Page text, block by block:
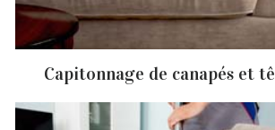
Capitonnage de canapés et